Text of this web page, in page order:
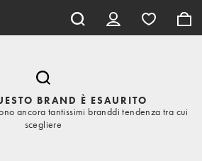
BRAND È ESAURITO
ancora tantissimi branddi tendenza tra cui
scegliere